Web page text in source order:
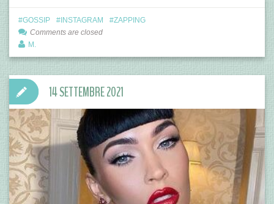
GOSSIP INSTAGRAM
ZAPPING
Comments are closed
M.
14 SETTEMBRE 2021